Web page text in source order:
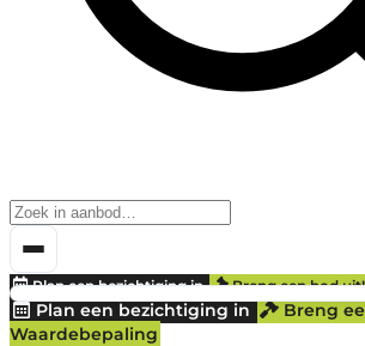
Plan een bezichtiging in Breng een bod
Plan een bezichtiging in
Breng
Waardebepaling